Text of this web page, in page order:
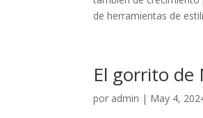
de herramientas de
El gorrito de
por admin | May 4,